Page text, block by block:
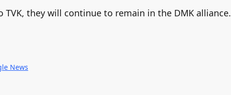
they will continue to remain in the DMK alliance.
News